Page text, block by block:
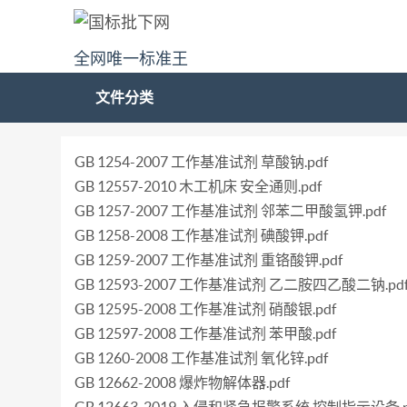
全网唯一标准王
文件分类
GB 1254-2007 工作基准试剂 草酸钠.pdf
GB 12557-2010 木工机床 安全通则.pdf
GB 1257-2007 工作基准试剂 邻苯二甲酸氢钾.pdf
GB 1258-2008 工作基准试剂 碘酸钾.pdf
GB 1259-2007 工作基准试剂 重铬酸钾.pdf
GB 12593-2007 工作基准试剂 乙二胺四乙酸二钠
GB 12595-2008 工作基准试剂 硝酸银.pdf
GB 12597-2008 工作基准试剂 苯甲酸.pdf
GB 1260-2008 工作基准试剂 氧化锌.pdf
GB 12662-2008 爆炸物解体器.pdf